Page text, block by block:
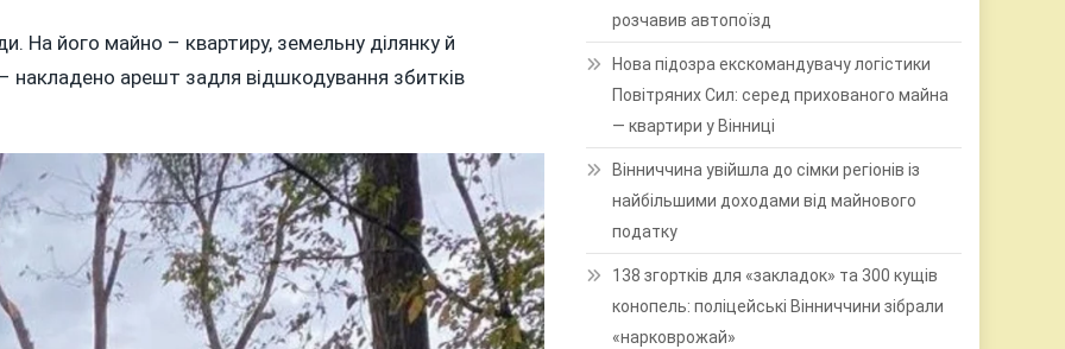
На його майно – квартиру, земельну ділянку й
– накладено арешт задля відшкодування збитків
розчавив автопоїзд
Нова підозра екскомандувачу логістики
Повітряних Сил: серед прихованого майна
— квартири у Вінниці
Вінниччина увійшла до сімки регіонів із
найбільшими доходами від майнового
податку
138 згортків для «закладок» та 300 кущів
конопель: поліцейські Вінниччини зібрали
«нарковрожай»